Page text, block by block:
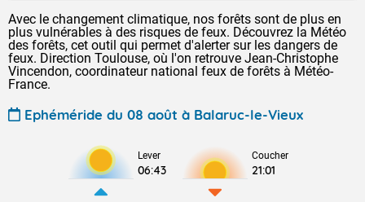
Avec le changement climatique, nos forêts sont de plus en
plus vulnérables à des risques de feux. Découvrez la Météo
des forêts, cet outil qui permet d'alerter sur les dangers de
feux. Direction Toulouse, où l'on retrouve Jean-Christophe
Vincendon, coordinateur national feux de forêts à Météo-
France.
Ephéméride du 08 août à Balaruc-le-Vieux
Lever
06:43
Coucher
21:01